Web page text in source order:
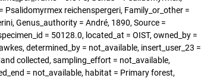
Psalidomyrmex reichenspergeri, Family_or_other =
Genus_authority = André, 1890, Source =
= 50128.0, located_at = OIST, owned_by =
determined_by = not_available, insert_user_23 =
collected, sampling_effort = not_available,
= not_available, habitat = Primary forest,